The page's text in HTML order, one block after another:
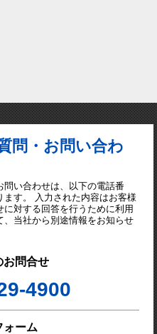
問・お問い合わ
い合わせは、以下の電話番
す。 入力された内容はお客様
対する回答を行うために利用
当社から別途情報をお知らせ
お問合せ
4900
ォーム